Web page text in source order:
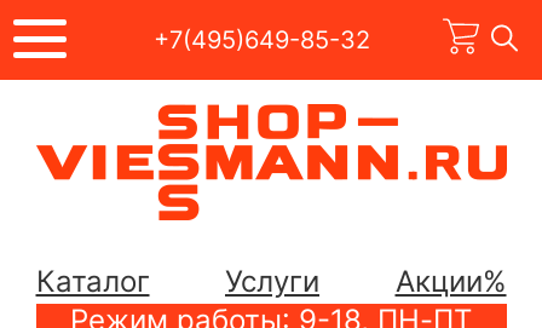
+7(495)649-85-32
Каталог Услуги
Акции%
Режим работы: 9-18, ПН-ПТ